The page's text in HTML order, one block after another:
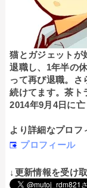
猫とガジェットが
退職し、1年半の
って再び退職。さ
続けてます。茶ト
2014年9月4日に亡
より詳細なプロフ
プロフィール
↓更新情報を受け